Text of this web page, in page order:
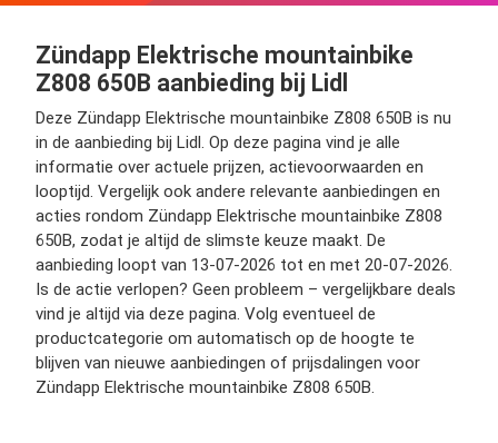
Zündapp Elektrische mountainbike
Z808 650B aanbieding bij Lidl
Deze Zündapp Elektrische mountainbike Z808 650B is nu
in de aanbieding bij Lidl. Op deze pagina vind je alle
informatie over actuele prijzen, actievoorwaarden en
looptijd. Vergelijk ook andere relevante aanbiedingen en
acties rondom Zündapp Elektrische mountainbike Z808
650B, zodat je altijd de slimste keuze maakt. De
aanbieding loopt van 13-07-2026 tot en met 20-07-2026.
Is de actie verlopen? Geen probleem – vergelijkbare deals
vind je altijd via deze pagina. Volg eventueel de
productcategorie om automatisch op de hoogte te
blijven van nieuwe aanbiedingen of prijsdalingen voor
Zündapp Elektrische mountainbike Z808 650B.